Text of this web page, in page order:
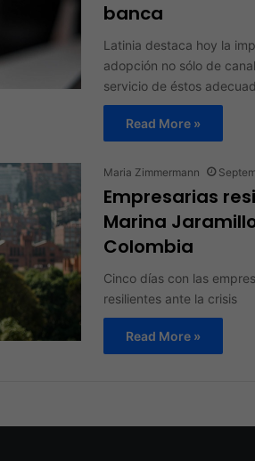
banca
Latinia destaca hoy la
adopción no sólo de
servicio de éstos
Read More »
Maria Zimmermann
Empresarias
Marina
Colombia
Cinco días con las
resilientes ante la crisis
Read More »